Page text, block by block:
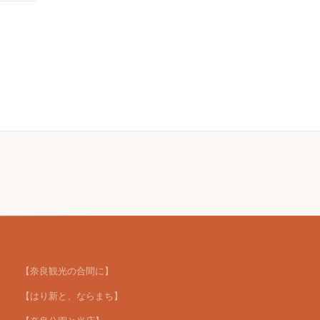
【奈良観光の合間に】
【はり新と、ならまち】